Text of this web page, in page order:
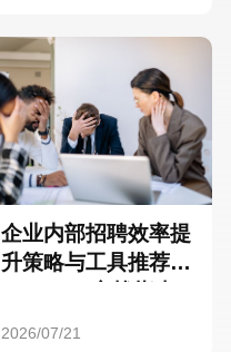
企业内部招聘效率提
升策略与工具推荐：
2026/07/21